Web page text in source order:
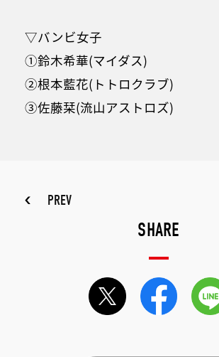
▽バンビ女子
①鈴木希華(マイダス)
②根本藍花(トトロクラブ)
③佐藤栞(流山アストロズ)
PREV
SHARE